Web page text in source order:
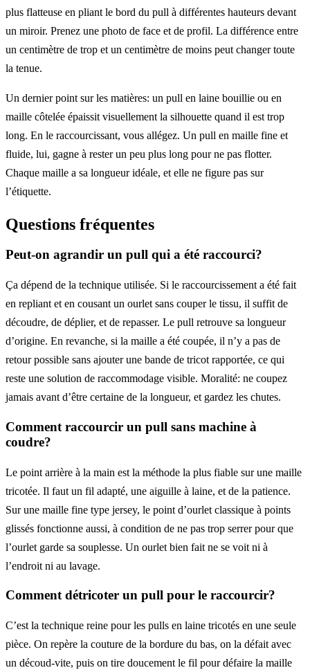
plus flatteuse en pliant le bord du pull à différentes hauteurs devant
un miroir. Prenez une photo de face et de profil. La différence entre
un centimètre de trop et un centimètre de moins peut changer toute
la tenue.
Un dernier point sur les matières: un pull en laine bouillie ou en
maille côtelée épaissit visuellement la silhouette quand il est trop
long. En le raccourcissant, vous allégez. Un pull en maille fine et
fluide, lui, gagne à rester un peu plus long pour ne pas flotter.
Chaque maille a sa longueur idéale, et elle ne figure pas sur
l’étiquette.
Questions fréquentes
Peut-on agrandir un pull qui a été raccourci?
Ça dépend de la technique utilisée. Si le raccourcissement a été fait
en repliant et en cousant un ourlet sans couper le tissu, il suffit de
découdre, de déplier, et de repasser. Le pull retrouve sa longueur
d’origine. En revanche, si la maille a été coupée, il n’y a pas de
retour possible sans ajouter une bande de tricot rapportée, ce qui
reste une solution de raccommodage visible. Moralité: ne coupez
jamais avant d’être certaine de la longueur, et gardez les chutes.
Comment raccourcir un pull sans machine à
coudre?
Le point arrière à la main est la méthode la plus fiable sur une maille
tricotée. Il faut un fil adapté, une aiguille à laine, et de la patience.
Sur une maille fine type jersey, le point d’ourlet classique à points
glissés fonctionne aussi, à condition de ne pas trop serrer pour que
l’ourlet garde sa souplesse. Un ourlet bien fait ne se voit ni à
l’endroit ni au lavage.
Comment détricoter un pull pour le raccourcir?
C’est la technique reine pour les pulls en laine tricotés en une seule
pièce. On repère la couture de la bordure du bas, on la défait avec
un découd-vite, puis on tire doucement le fil pour défaire la maille